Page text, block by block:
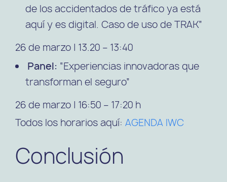
de los accidentados de tráfico ya está
aquí y es digital. Caso de uso de TRAK”
26 de marzo | 13.20 – 13:40
Panel: “Experiencias innovadoras que
transforman el seguro”
26 de marzo | 16:50 – 17:20 h
Todos los horarios aquí: AGENDA IWC
Conclusión